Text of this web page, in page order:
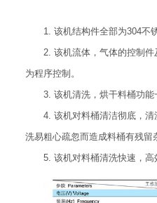
1. 该机结构件全部为304不
2. 该机流体，气体的控制
为程序控制。
3. 该机清洗，烘干料桶功能
4. 该机对料桶清洁彻底，
洗易粗心疏忽而造成料桶有残留
5. 该机对料桶清洗快速，高